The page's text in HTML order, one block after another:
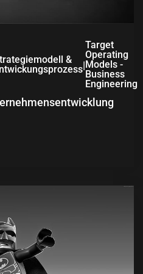
&
|
Target
Operating
Models -
Business
Engineering